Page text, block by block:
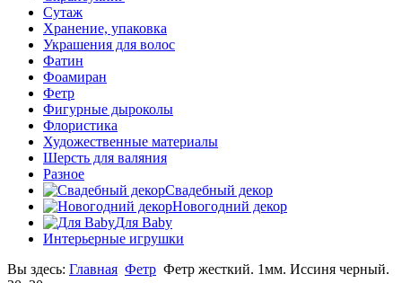
Сутаж
Хранение, упаковка
Украшения для волос
Фатин
Фоамиран
Фетр
Фигурные дыроколы
Флористика
Художественные материалы
Шерсть для валяния
Разное
Свадебный декор
Новогодний декор
Для Baby
Интерьерные игрушки
Вы здесь: Главная Фетр Фетр жесткий. 1мм. Иссиня черный.